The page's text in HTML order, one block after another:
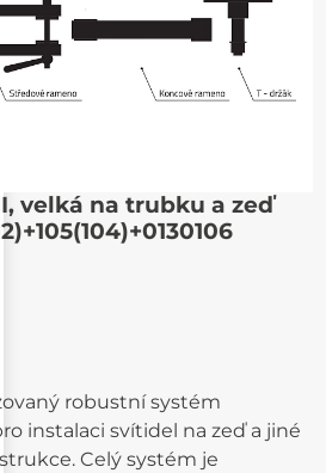
velká na trubku a zeď
robustní systém
instalaci svítidel na zeď a jiné
Celý systém je